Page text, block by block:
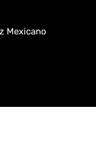
Mexicano